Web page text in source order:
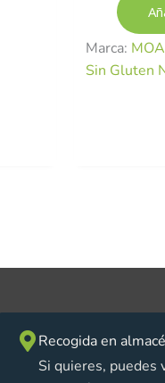
Marca:
Sin Gluten
Recogida en
Si quieres, puedes